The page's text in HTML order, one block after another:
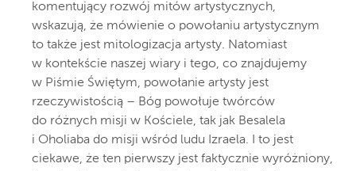
komentujący rozwój mitów artystycznych,
wskazują, że mówienie o powołaniu artystycznym
to także jest mitologizacja artysty. Natomiast
w kontekście naszej wiary i tego, co znajdujemy
w Piśmie Świętym, powołanie artysty jest
rzeczywistością – Bóg powołuje twórców
do różnych misji w Kościele, tak jak Besalela
i Oholiaba do misji wśród ludu Izraela. I to jest
ciekawe, że ten pierwszy jest faktycznie wyróżniony,